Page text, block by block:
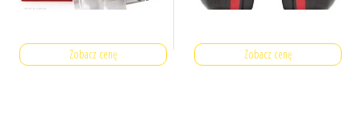
Zobacz cenę Zobacz cenę